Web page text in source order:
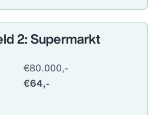
2: Supermarkt
€80.000,-
€64,-